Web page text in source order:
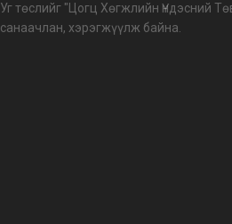
Уг төслийг "Цогц Хөгжлийн Үндэсний
санаачлан, хэрэгжүүлж байна.